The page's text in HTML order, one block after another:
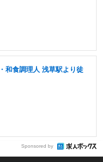
和食調理人 浅草駅より徒
Sponsored by